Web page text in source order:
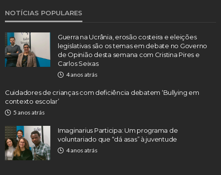
NOTÍCIAS POPULARES
Guerra na Ucrânia, erosão costeira e eleições
legislativas são os temas em debate no Governo
de Opinião desta semana com Cristina Pires e
Carlos Seixas
4 anos atrás
Cuidadores de crianças com deficiência debatem ‘Bullying em
contexto escolar’
5 anos atrás
Imaginarius Participa: Um programa de
voluntariado que “dá asas” à juventude
4 anos atrás